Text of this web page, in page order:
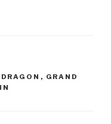
DRAGON , GRAND